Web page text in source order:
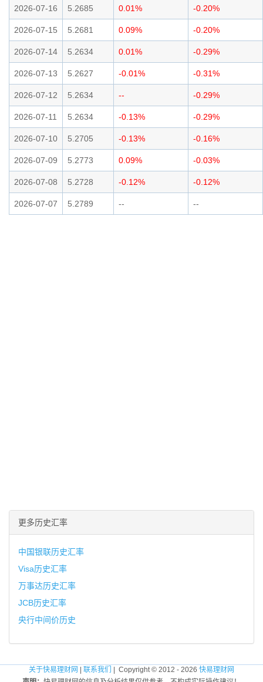
2026-07-16 5.2685 0.01% -0.20%
2026-07-15 5.2681 0.09% -0.20%
2026-07-14 5.2634 0.01% -0.29%
2026-07-13 5.2627 -0.01% -0.31%
2026-07-12 5.2634 -- -0.29%
2026-07-11 5.2634 -0.13% -0.29%
2026-07-10 5.2705 -0.13% -0.16%
2026-07-09 5.2773 0.09% -0.03%
2026-07-08 5.2728 -0.12% -0.12%
2026-07-07 5.2789 -- --
更多历史汇率
中国银联历史汇率
Visa历史汇率
万事达历史汇率
JCB历史汇率
央行中间价历史
关于快易理财网 联系我们 | Copyright © 2012 - 2026 快易理财网